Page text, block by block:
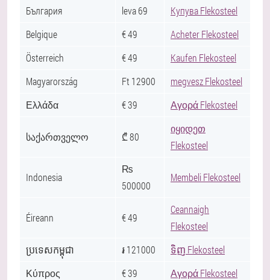
България
leva 69
Купува Flekosteel
Belgique
€ 49
Acheter Flekosteel
Österreich
€ 49
Kaufen Flekosteel
Magyarország
Ft 12900
megvesz Flekosteel
Ελλάδα
€ 39 Αγορά Flekosteel
საქართველო ₾ 80
იყიდეთ
Flekosteel
Indonesia
₨
500000
Membeli Flekosteel
Éireann € 49
Ceannaigh
Flekosteel
ប្រទេសកម្ពុជា
៛ 121000
ទិញ Flekosteel
Κύπρος
€ 39 Αγορά Flekosteel